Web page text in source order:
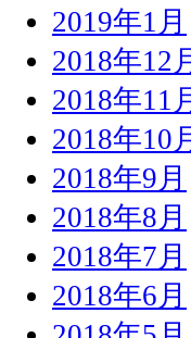
2019年1月
2018年12
2018年11
2018年10
2018年9月
2018年8月
2018年7月
2018年6月